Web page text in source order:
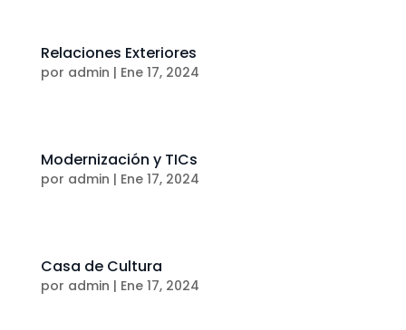
Relaciones Exteriores
por admin | Ene 17, 2024
Modernización y TICs
por admin | Ene 17, 2024
Casa de Cultura
por admin | Ene 17, 2024